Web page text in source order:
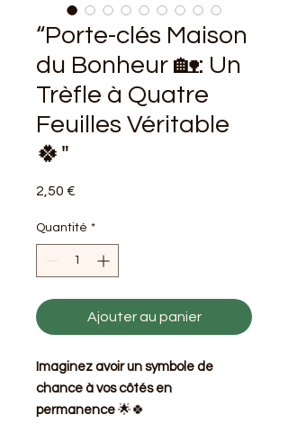
“Porte-clés Maison
du Bonheur 🏡: Un
Trèfle à Quatre
Feuilles Véritable
🍀"
2,50 €
Quantité *
Ajouter au panier
Imaginez avoir un symbole de
chance à vos côtés en
permanence 🌟🍀